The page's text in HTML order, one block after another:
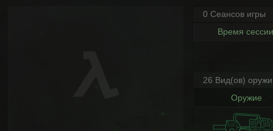
0 Сеансов игры
Время
26 Вид(ов)
Оружие